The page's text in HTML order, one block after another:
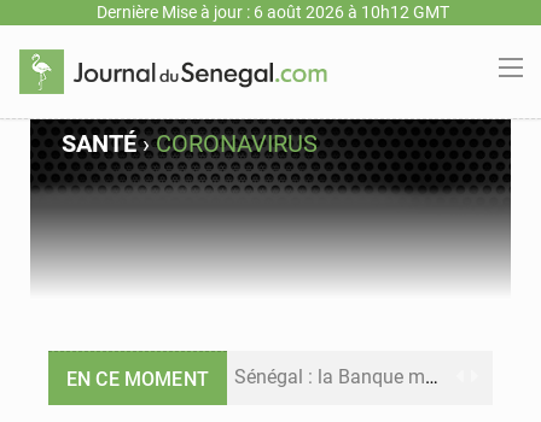
Dernière Mise à jour : 6 août 2026 à 10h12 GMT
SANTÉ›CORONAVIRUS
EN CE MOMENT Sénégal : la Banque mondiale annonce un financement de 340 milliards FCFA pour soutenir les priorités de la Vision Sénégal 2050